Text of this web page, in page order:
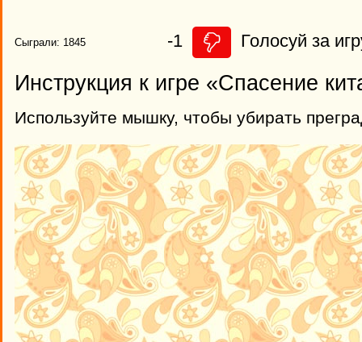
Сыграли: 1845 -1 Голосуй за
Инструкция к игре «Спасение
Используйте мышку, чтобы убирать